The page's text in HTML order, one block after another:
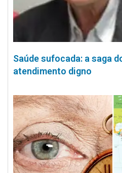
Saúde sufocada: a saga
atendimento digno